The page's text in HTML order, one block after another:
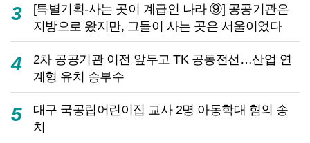
3
[특별기획-사는 곳이 계급인 나라 ⑨] 공공기관은
지방으로 왔지만, 그들이 사는 곳은 서울이었다
4
2차 공공기관 이전 앞두고 TK 공동전선…산업 연
계형 유치 승부수
5
대구 국공립어린이집 교사 2명 아동학대 혐의 송
치